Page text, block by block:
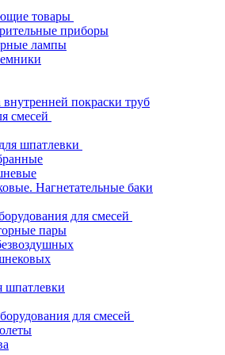
товары
приборы
лампы
внутренней покраски труб
смесей
шпатлевки
Нагнетательные баки
для смесей
пары
шпатлевки
для смесей